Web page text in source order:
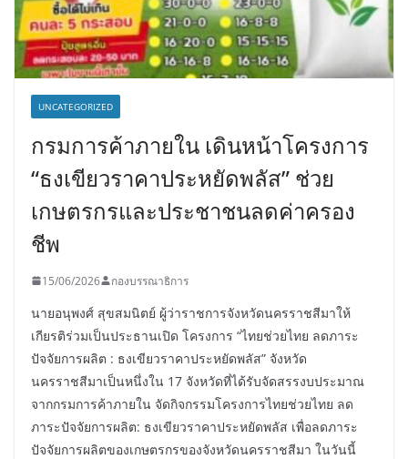
UNCATEGORIZED
กรมการค้าภายใน เดินหน้าโครงการ
“ธงเขียวราคาประหยัดพลัส” ช่วย
เกษตรกรและประชาชนลดค่าครอง
ชีพ
15/06/2026 กองบรรณาธิการ
นายอนุพงศ์ สุขสมนิตย์ ผู้ว่าราชการจังหวัดนครราชสีมาให้
เกียรติร่วมเป็นประธานเปิด โครงการ “ไทยช่วยไทย ลดภาระ
ปัจจัยการผลิต : ธงเขียวราคาประหยัดพลัส” จังหวัด
นครราชสีมาเป็นหนึ่งใน 17 จังหวัดที่ได้รับจัดสรรงบประมาณ
จากกรมการค้าภายใน จัดกิจกรรมโครงการไทยช่วยไทย ลด
ภาระปัจจัยการผลิต: ธงเขียวราคาประหยัดพลัส เพื่อลดภาระ
ปัจจัยการผลิตของเกษตรกรของจังหวัดนครราชสีมา ในวันนี้